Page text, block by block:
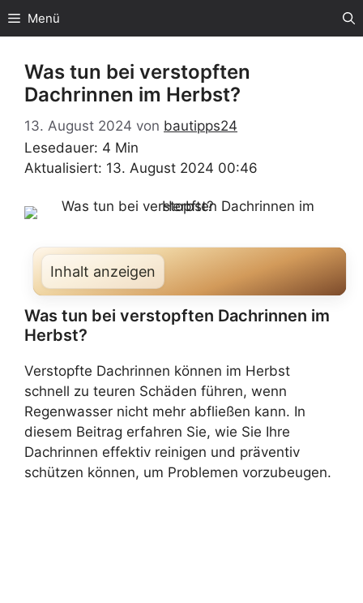
Menü
Was tun bei verstopften
Dachrinnen im Herbst?
13. August 2024 von bautipps24
Lesedauer: 4 Min
Aktualisiert: 13. August 2024 00:46
Inhalt anzeigen
Was tun bei verstopften Dachrinnen im
Herbst?
Verstopfte Dachrinnen können im Herbst
schnell zu teuren Schäden führen, wenn
Regenwasser nicht mehr abfließen kann. In
diesem Beitrag erfahren Sie, wie Sie Ihre
Dachrinnen effektiv reinigen und präventiv
schützen können, um Problemen vorzubeugen.